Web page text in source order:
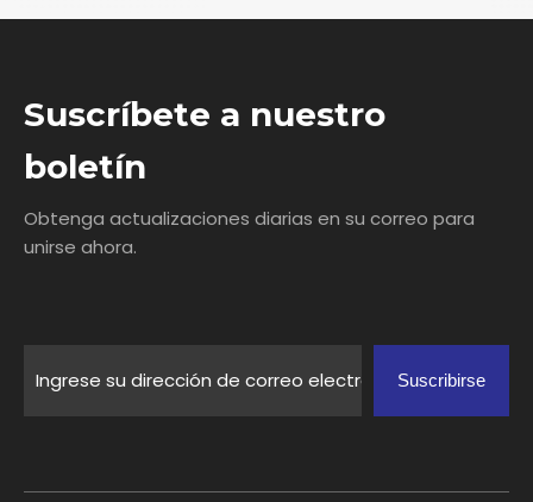
Suscríbete a nuestro
boletín
Obtenga actualizaciones diarias en su correo para
unirse ahora.
Suscribirse